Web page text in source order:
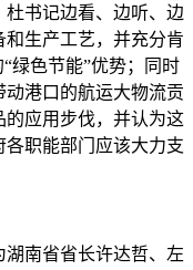
书记边看、边听、边
生产工艺，并充分肯
绿色节能”优势；同时
港口的航运大物流贡
应用步伐，并认为这
职能部门应该大力支
湖南省省长许达哲、左